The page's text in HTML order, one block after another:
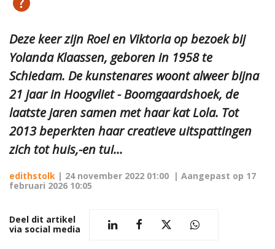
Deze keer zijn Roel en Viktoria op bezoek bij
Yolanda Klaassen, geboren in 1958 te
Schiedam. De kunstenares woont alweer bijna
21 jaar in Hoogvliet - Boomgaardshoek, de
laatste jaren samen met haar kat Lola. Tot
2013 beperkten haar creatieve uitspattingen
zich tot huis,-en tui...
edithstolk | 24 november 2022 01:00 | Aangepast op 17
februari 2026 10:05
Deel dit artikel
via social media